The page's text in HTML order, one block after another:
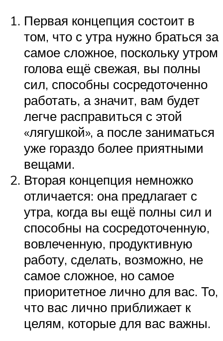
Первая концепция состоит в
том, что с утра нужно браться за
самое сложное, поскольку утром
голова ещё свежая, вы полны
сил, способны сосредоточенно
работать, а значит, вам будет
легче расправиться с этой
«лягушкой», а после заниматься
уже гораздо более приятными
вещами.
Вторая концепция немножко
отличается: она предлагает с
утра, когда вы ещё полны сил и
способны на сосредоточенную,
вовлеченную, продуктивную
работу, сделать, возможно, не
самое сложное, но самое
приоритетное лично для вас. То,
что вас лично приближает к
целям, которые для вас важны.